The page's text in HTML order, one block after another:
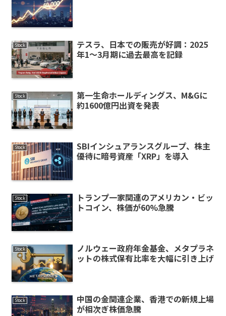
Stock
テスラ、日本での販売が好調：2025
年1〜3月期に過去最高を記録
Stock
第一生命ホールディングス、M&Gに
約1600億円出資を発表
Stock
SBIインシュアランスグループ、株主
優待に暗号資産「XRP」を導入
Stock
トランプ一家関連のアメリカン・ビッ
トコイン、株価が60%急騰
Stock
ノルウェー政府年金基金、メタプラネ
ットの株式保有比率を大幅に引き上げ
Stock
中国の金関連企業、香港での新規上場
が相次ぎ株価急騰